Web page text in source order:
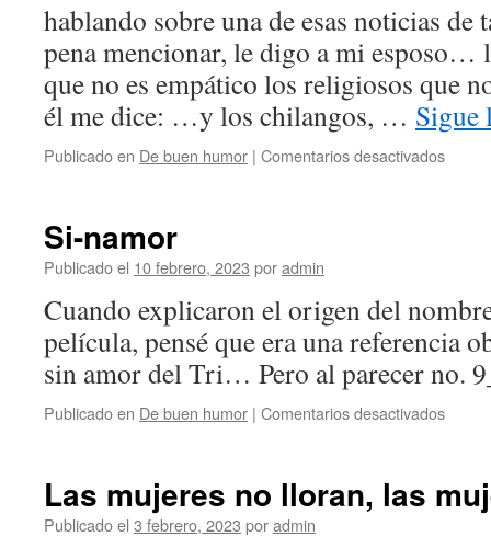
hablando sobre una de esas noticias de
pena mencionar, le digo a mi esposo…
que no es empático los religiosos que
él me dice: …y los chilangos, … Sigue
Publicado en De buen humor | Comentarios desactivadosen
Si-namor
Publicado el 10 febrero, 2023 poradmin
Cuando explicaron el origen del
película, pensé que era una referencia
sin amor del Tri… Pero al parecer no.
Publicado en De buen humor | Comentarios desactivadosen
Las mujeres no lloran, las
Publicado el 3 febrero, 2023 poradmin